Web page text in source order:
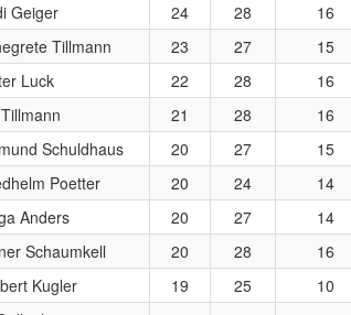
Geiger
24 28 16
Tillmann
23 27 15
Luck
22 28 16
21 28 16
Schuldhaus
20 27 15
Poetter
20 24 14
Anders
20 27 14
Schaumkell
20 28 16
Kugler
19 25 10